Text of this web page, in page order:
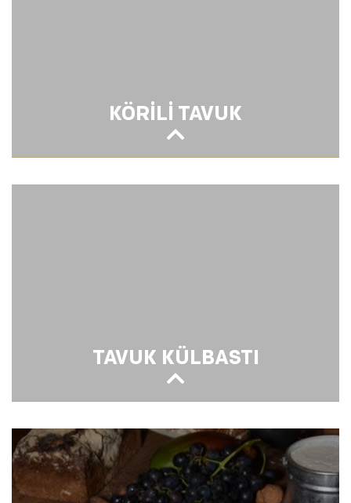
KÖRİLİ TAVUK
TAVUK KÜLBASTI